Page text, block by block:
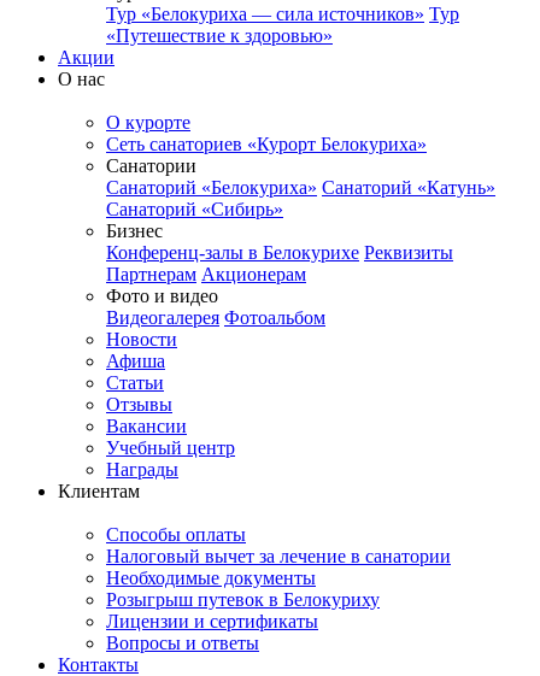
Тур «Белокуриха — сила источников» Тур
«Путешествие к здоровью»
Акции
О нас
О курорте
Сеть санаториев «Курорт Белокуриха»
Санатории
Санаторий «Белокуриха» Санаторий «Катунь»
Санаторий «Сибирь»
Бизнес
Конференц-залы в Белокурихе Реквизиты
Партнерам Акционерам
Фото и видео
Видеогалерея Фотоальбом
Новости
Афиша
Статьи
Отзывы
Вакансии
Учебный центр
Награды
Клиентам
Способы оплаты
Налоговый вычет за лечение в санатории
Необходимые документы
Розыгрыш путевок в Белокуриху
Лицензии и сертификаты
Вопросы и ответы
Контакты